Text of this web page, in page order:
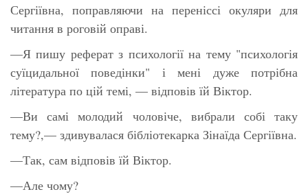
Сергіївна, поправляючи на переніссі окуляри для
читання в роговій оправі.
—Я пишу реферат з психології на тему "психологія
суїцидальної поведінки" і мені дуже потрібна
література по цій темі, — відповів їй Віктор.
—Ви самі молодий чоловіче, вибрали собі таку
тему?,— здивувалася бібліотекарка Зінаїда Сергіївна.
—Так, сам відповів їй Віктор.
—Але чому?